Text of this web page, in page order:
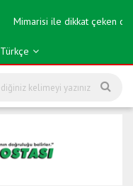
Mimarisi ile dikkat çeken
Türkçe